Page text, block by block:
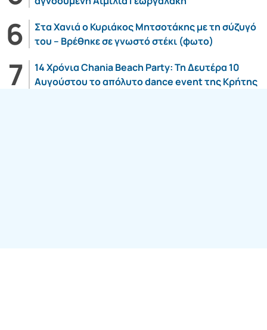
Στα Χανιά ο Κυριάκος Μητσοτάκης με τη σύζυγό
του – Βρέθηκε σε γνωστό στέκι (φωτο)
14 Χρόνια Chania Beach Party: Τη Δευτέρα 10
Αυγούστου το απόλυτο dance event της Κρήτης